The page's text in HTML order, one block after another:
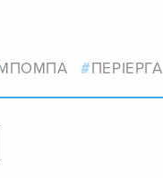
ΠΕΡΙΕΡΓΑ